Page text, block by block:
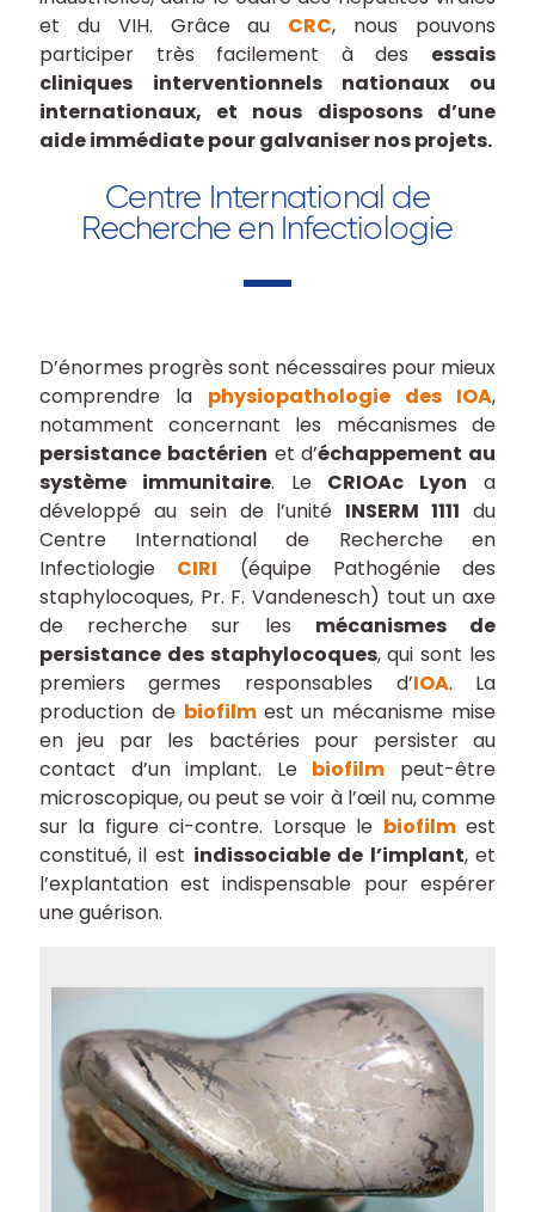
et du VIH. Grâce au CRC, nous pouvons
participer très facilement à des essais
cliniques interventionnels nationaux ou
internationaux, et nous disposons d’une
aide immédiate pour galvaniser nos projets.
Centre International de
Recherche en Infectiologie
D’énormes progrès sont nécessaires pour mieux
comprendre la physiopathologie des IOA,
notamment concernant les mécanismes de
persistance bactérien et d’échappement au
système immunitaire. Le CRIOAc Lyon a
développé au sein de l’unité INSERM 1111 du
Centre International de Recherche en
Infectiologie CIRI (équipe Pathogénie des
staphylocoques, Pr. F. Vandenesch) tout un axe
de recherche sur les mécanismes de
persistance des staphylocoques, qui sont les
premiers germes responsables d’IOA. La
production de biofilm est un mécanisme mise
en jeu par les bactéries pour persister au
contact d’un implant. Le biofilm
peut-être
microscopique, ou peut se voir à l’œil nu, comme
sur la figure ci-contre. Lorsque le biofilm est
constitué, il est indissociable de l’implant, et
l’explantation est indispensable pour espérer
une guérison.